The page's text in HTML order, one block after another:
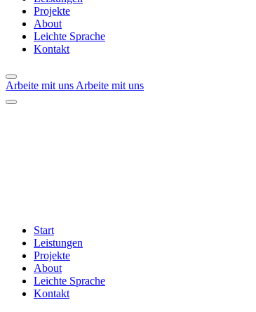
Projekte
About
Leichte Sprache
Kontakt
Arbeite mit uns Arbeite mit uns
Start
Leistungen
Projekte
About
Leichte Sprache
Kontakt